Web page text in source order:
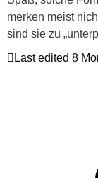
merken meist
sind sie zu
Last edited 8